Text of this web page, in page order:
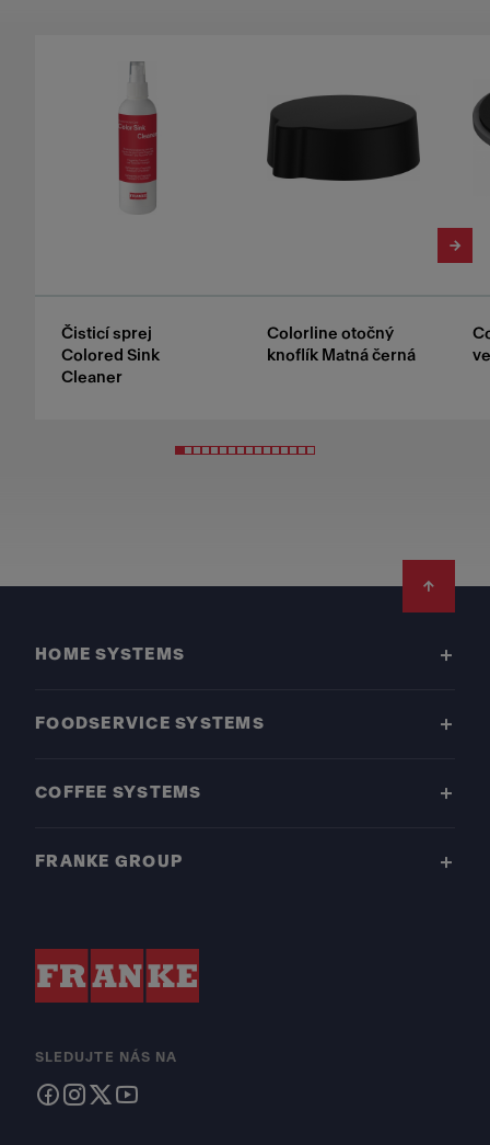
Čisticí sprej
Colored Sink
Cleaner
Colorline otočný
knoflík Matná černá
HOME SYSTEMS
FOODSERVICE SYSTEMS
COFFEE SYSTEMS
FRANKE GROUP
SLEDUJTE NÁS NA